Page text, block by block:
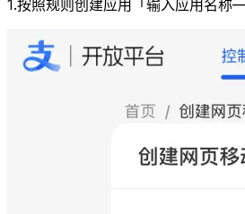
1.按照规则创建应用「输入应用名